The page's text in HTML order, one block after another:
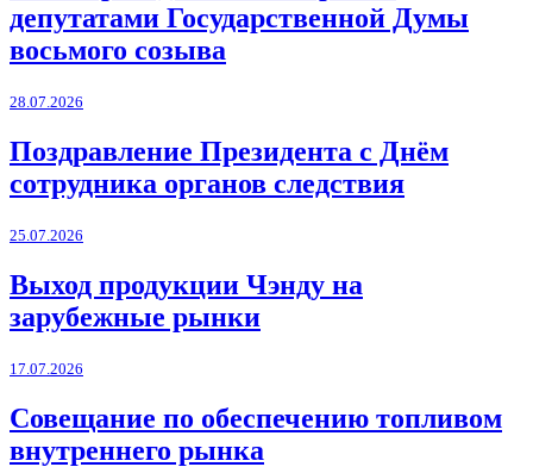
депутатами Государственной Думы
восьмого созыва
28.07.2026
Поздравление Президента с Днём
сотрудника органов следствия
25.07.2026
Выход продукции Чэнду на
зарубежные рынки
17.07.2026
Совещание по обеспечению топливом
внутреннего рынка